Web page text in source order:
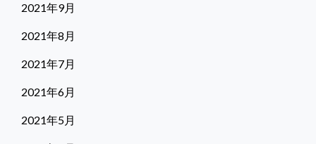
2021年9月
2021年8月
2021年7月
2021年6月
2021年5月